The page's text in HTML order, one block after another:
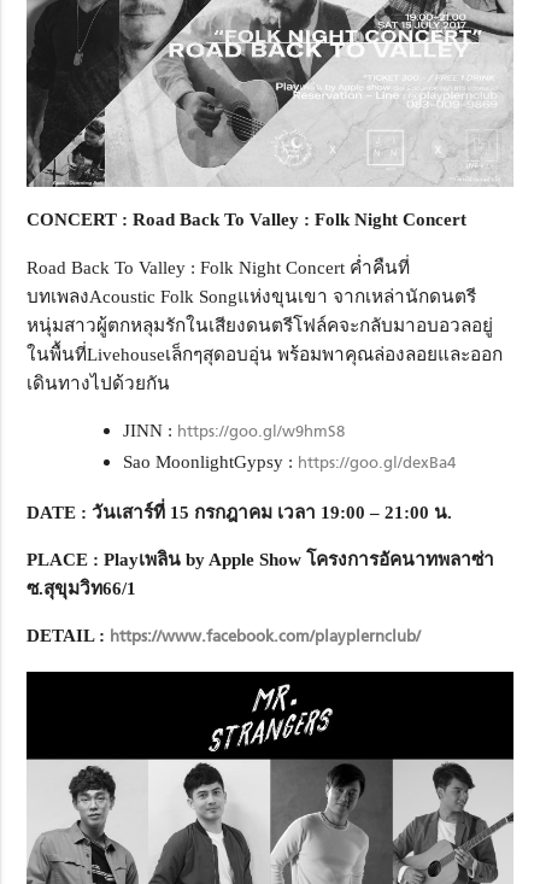
CONCERT : Road Back To Valley : Folk Night Concert
Road Back To Valley : Folk Night Concert ค่ำคืนที่
บทเพลงAcoustic Folk Songแห่งขุนเขา จากเหล่านักดนตรี
หนุ่มสาวผู้ตกหลุมรักในเสียงดนตรีโฟล์คจะกลับมาอบอวลอยู่
ในพื้นที่Livehouseเล็กๆสุดอบอุ่น พร้อมพาคุณล่องลอยและออก
เดินทางไปด้วยกัน
JINN : https://goo.gl/w9hmS8
Sao MoonlightGypsy : https://goo.gl/dexBa4
DATE :วันเสาร์ที่ 15 กรกฎาคม เวลา 19:00 – 21:00 น.
PLACE : Playเพลิน by Apple Showโครงการอัคนาทพลาซ่า
ซ.สุขุมวิท66/1
DETAIL: https://www.facebook.com/playplernclub/